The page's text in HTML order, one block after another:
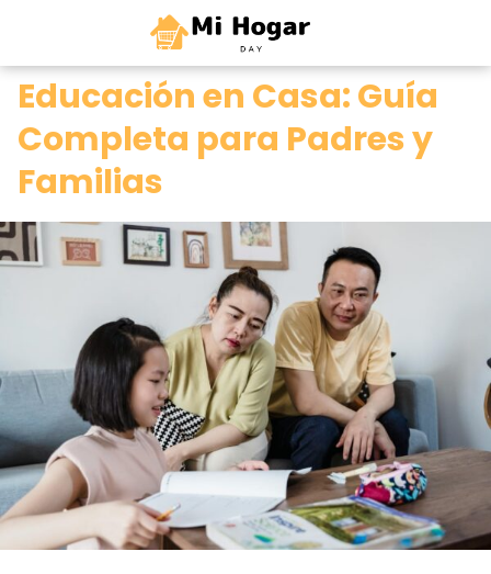
0
Educación en Casa: Guía
Completa para Padres y
Familias